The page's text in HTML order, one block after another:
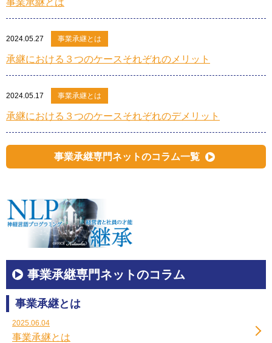
事業承継とは
2024.05.27 事業承継とは
承継における３つのケースそれぞれのメリット
2024.05.17 事業承継とは
承継における３つのケースそれぞれのデメリット
事業承継専門ネットのコラム一覧
事業承継専門ネットのコラム
事業承継とは
2025.06.04
事業承継とは